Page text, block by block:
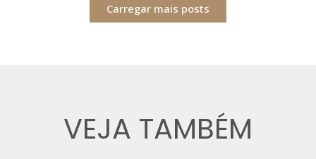
Carregar mais posts
VEJA TAMBÉM